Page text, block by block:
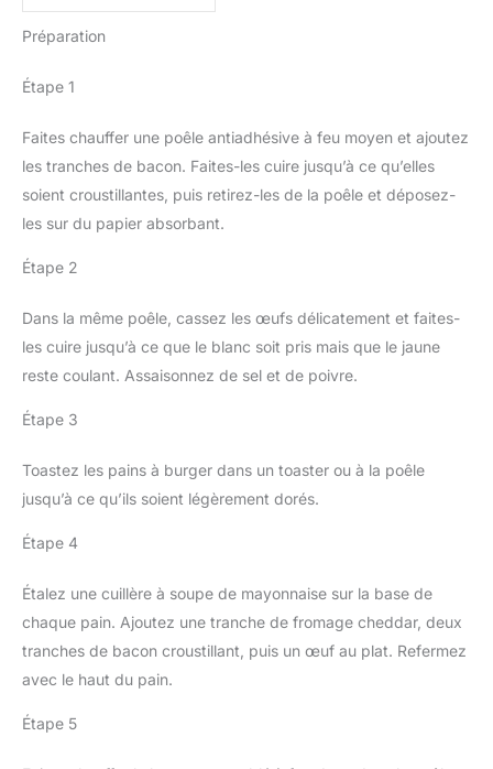
Préparation
Étape 1
Faites chauffer une poêle antiadhésive à feu moyen et ajoutez
les tranches de bacon. Faites-les cuire jusqu’à ce qu’elles
soient croustillantes, puis retirez-les de la poêle et déposez-
les sur du papier absorbant.
Étape 2
Dans la même poêle, cassez les œufs délicatement et faites-
les cuire jusqu’à ce que le blanc soit pris mais que le jaune
reste coulant. Assaisonnez de sel et de poivre.
Étape 3
Toastez les pains à burger dans un toaster ou à la poêle
jusqu’à ce qu’ils soient légèrement dorés.
Étape 4
Étalez une cuillère à soupe de mayonnaise sur la base de
chaque pain. Ajoutez une tranche de fromage cheddar, deux
tranches de bacon croustillant, puis un œuf au plat. Refermez
avec le haut du pain.
Étape 5